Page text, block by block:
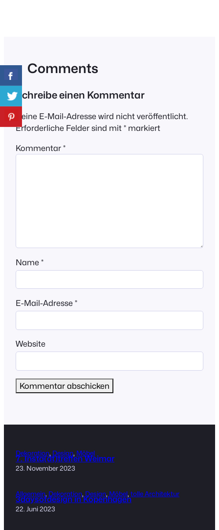
Comments
Schreibe einen Kommentar
Deine E-Mail-Adresse wird nicht veröffentlicht.
Erforderliche Felder sind mit * markiert
Kommentar *
Name *
E-Mail-Adresse *
Website
Dekoration, Design, Möbel
7. Insta(dt)treffen Weimar
23. November 2023
Allgemein, Dekoration, Design, Möbel, tolle Architektur
3daysofdesign in Kopenhagen
22. Juni 2023